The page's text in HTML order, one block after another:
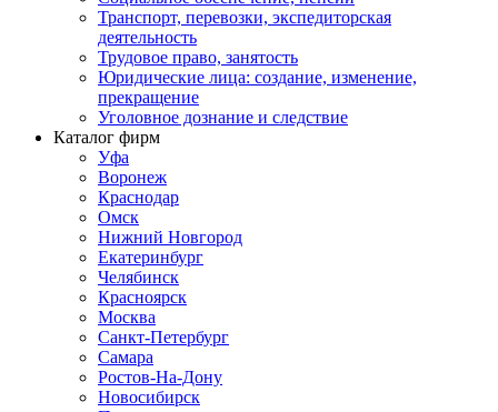
Транспорт, перевозки, экспедиторская
деятельность
Трудовое право, занятость
Юридические лица: создание, изменение,
прекращение
Уголовное дознание и следствие
Каталог фирм
Уфа
Воронеж
Краснодар
Омск
Нижний Новгород
Екатеринбург
Челябинск
Красноярск
Москва
Санкт-Петербург
Самара
Ростов-На-Дону
Новосибирск